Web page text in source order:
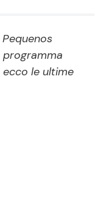
Opera
programma
le ultime